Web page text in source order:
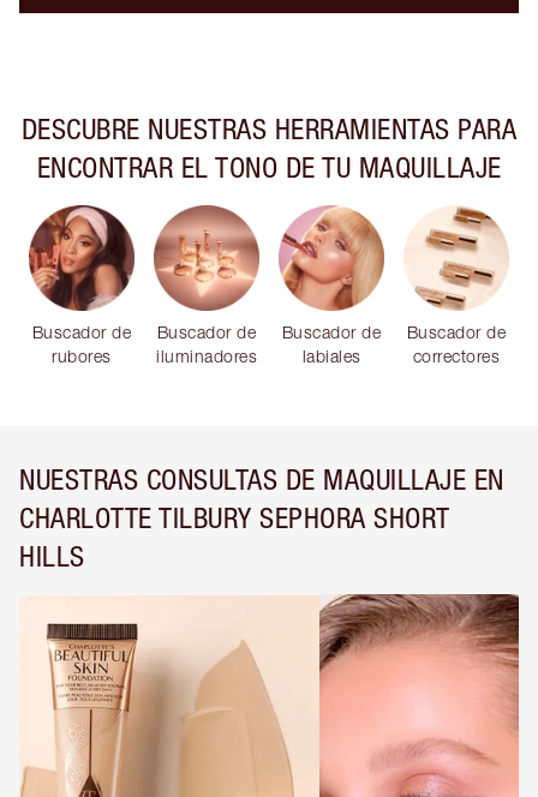
DESCUBRE NUESTRAS HERRAMIENTAS PARA
ENCONTRAR EL TONO DE TU MAQUILLAJE
Buscador de
rubores
Buscador de
iluminadores
Buscador de
labiales
Buscador de
correctores
NUESTRAS CONSULTAS DE MAQUILLAJE EN
CHARLOTTE TILBURY SEPHORA SHORT
HILLS